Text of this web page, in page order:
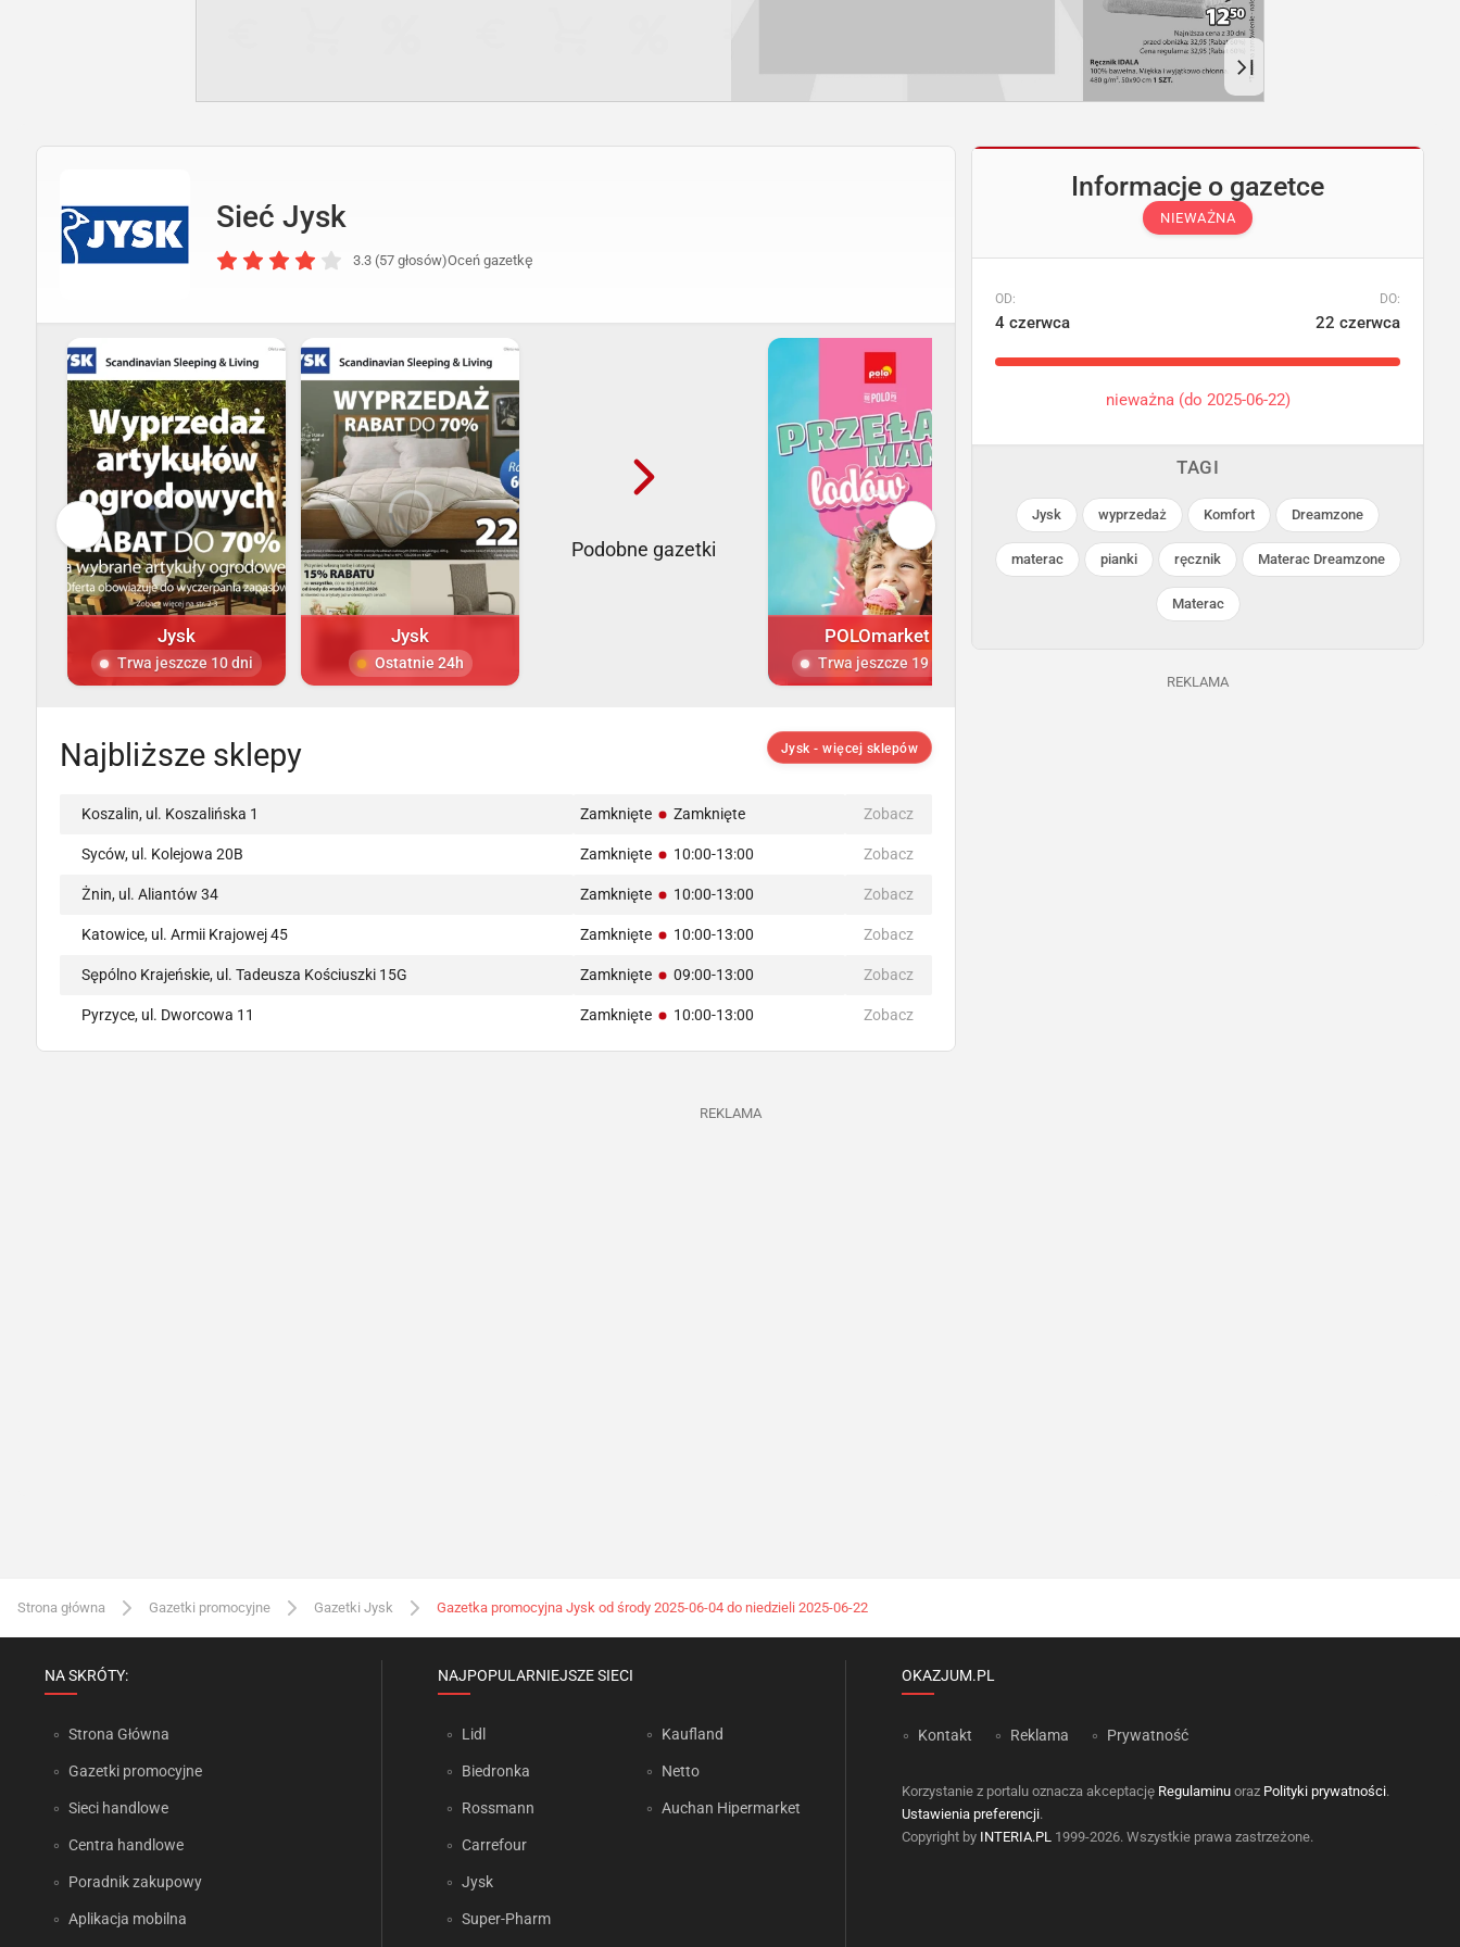
Sieć Jysk
3.3 (57 głosów)Oceń gazetkę
Jysk
Trwa jeszcze 10 dni
Jysk
Ostatnie 24h
Podobne gazetki
POLOmarket
Trwa jeszcze 19 dni
Najbliższe sklepy Jysk - więcej sklepów
Koszalin, ul. Koszalińska 1 Zamknięte Zamknięte Zobacz
Syców, ul. Kolejowa 20B Zamknięte 10:00-13:00 Zobacz
Żnin, ul. Aliantów 34 Zamknięte 10:00-13:00 Zobacz
Katowice, ul. Armii Krajowej 45 Zamknięte 10:00-13:00 Zobacz
Sępólno Krajeńskie, ul. Tadeusza Kościuszki 15G Zamknięte 09:00-13:00 Zobacz
Pyrzyce, ul. Dworcowa 11 Zamknięte 10:00-13:00 Zobacz
Informacje o gazetce
NIEWAŻNA
OD:
4 czerwca
DO:
22 czerwca
nieważna (do 2025-06-22)
TAGI
Jysk wyprzedaż Komfort Dreamzone
materac pianki ręcznik Materac Dreamzone
Materac
REKLAMA
REKLAMA
Strona główna Gazetki promocyjne Gazetki Jysk Gazetka promocyjna Jysk od środy 2025-06-04 do niedzieli 2025-06-22
NA SKRÓTY:
Strona Główna
Gazetki promocyjne
Sieci handlowe
Centra handlowe
Poradnik zakupowy
Aplikacja mobilna
NAJPOPULARNIEJSZE SIECI
Lidl
Biedronka
Rossmann
Carrefour
Jysk
Super-Pharm
Kaufland
Netto
Auchan Hipermarket
OKAZJUM.PL
Kontakt Reklama Prywatność
Korzystanie z portalu oznacza akceptację Regulaminu oraz Polityki prywatności.
Ustawienia preferencji.
Copyright by INTERIA.PL 1999-2026. Wszystkie prawa zastrzeżone.